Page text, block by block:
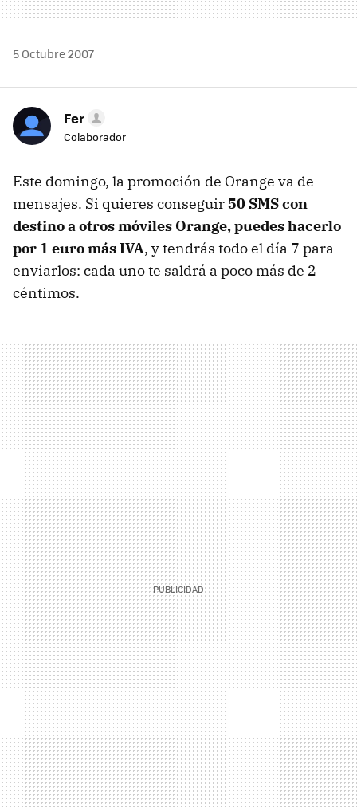
5 Octubre 2007
Fer
Colaborador
Este domingo, la promoción de Orange va de
mensajes. Si quieres conseguir50 SMS con
destino a otros móviles Orange, puedes hacerlo
por 1 euro más IVA, y tendrás todo el día 7 para
enviarlos: cada uno te saldrá a poco más de 2
céntimos.